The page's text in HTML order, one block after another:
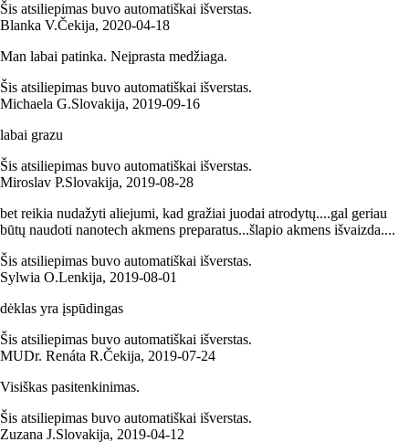
Šis atsiliepimas buvo automatiškai išverstas.
Blanka V.Čekija, 2020‑04‑18
Man labai patinka. Neįprasta medžiaga.
Šis atsiliepimas buvo automatiškai išverstas.
Michaela G.Slovakija, 2019‑09‑16
labai grazu
Šis atsiliepimas buvo automatiškai išverstas.
Miroslav P.Slovakija, 2019‑08‑28
bet reikia nudažyti aliejumi, kad gražiai juodai atrodytų....gal geriau
būtų naudoti nanotech akmens preparatus...šlapio akmens išvaizda....
Šis atsiliepimas buvo automatiškai išverstas.
Sylwia O.Lenkija, 2019‑08‑01
dėklas yra įspūdingas
Šis atsiliepimas buvo automatiškai išverstas.
MUDr. Renáta R.Čekija, 2019‑07‑24
Visiškas pasitenkinimas.
Šis atsiliepimas buvo automatiškai išverstas.
Zuzana J.Slovakija, 2019‑04‑12